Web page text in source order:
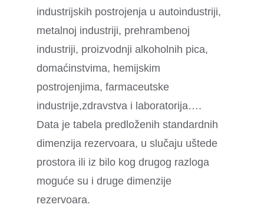
industrijskih postrojenja u autoindustriji,
metalnoj industriji, prehrambenoj
industriji, proizvodnji alkoholnih pica,
domaćinstvima, hemijskim
postrojenjima, farmaceutske
industrije,zdravstva i laboratorija….
Data je tabela predloženih standardnih
dimenzija rezervoara, u slučaju uštede
prostora ili iz bilo kog drugog razloga
moguće su i druge dimenzije
rezervoara.